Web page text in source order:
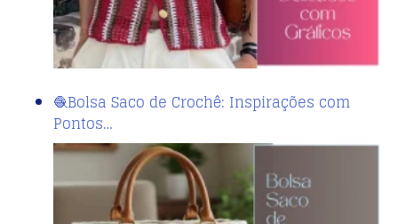
🧶Bolsa Saco de Crochê: Inspirações com
Pontos…